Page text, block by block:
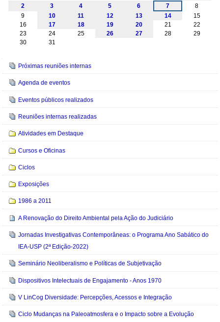
2
3 4 5 6 7
8
9
10 11 12 13 14
15
16
17 18 19 20 21
22
23
24 25 26 27 28
29
30
31
Navegação
Próximas reuniões internas
Agenda de eventos
Eventos públicos realizados
Reuniões internas realizadas
Atividades em Destaque
Cursos e Oficinas
Ciclos
Exposições
1986 a 2011
A Renovação do Direito Ambiental pela Ação do Judiciário
Jornadas Investigativas Contemporâneas: o Programa Ano Sabático do
IEA-USP (2ª Edição-2022)
Seminário Neoliberalismo e Políticas de Subjetivação
Dispositivos Intelectuais de Engajamento - Anos 1970
V LinCog Diversidade: Percepções, Acessos e Integração
Ciclo Mudanças na Paleoatmosfera e o Impacto sobre a Evolução